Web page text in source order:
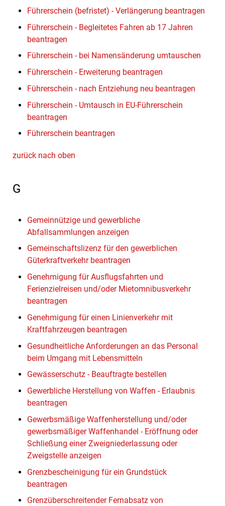
Führerschein (befristet) - Verlängerung beantragen
Führerschein - Begleitetes Fahren ab 17 Jahren
beantragen
Führerschein - bei Namensänderung umtauschen
Führerschein - Erweiterung beantragen
Führerschein - nach Entziehung neu beantragen
Führerschein - Umtausch in EU-Führerschein
beantragen
Führerschein beantragen
zurück nach oben
G
Gemeinnützige und gewerbliche
Abfallsammlungen anzeigen
Gemeinschaftslizenz für den gewerblichen
Güterkraftverkehr beantragen
Genehmigung für Ausflugsfahrten und
Ferienzielreisen und/oder Mietomnibusverkehr
beantragen
Genehmigung für einen Linienverkehr mit
Kraftfahrzeugen beantragen
Gesundheitliche Anforderungen an das Personal
beim Umgang mit Lebensmitteln
Gewässerschutz - Beauftragte bestellen
Gewerbliche Herstellung von Waffen - Erlaubnis
beantragen
Gewerbsmäßige Waffenherstellung und/oder
gewerbsmäßiger Waffenhandel - Eröffnung oder
Schließung einer Zweigniederlassung oder
Zweigstelle anzeigen
Grenzbescheinigung für ein Grundstück
beantragen
Grenzüberschreitender Fernabsatz von